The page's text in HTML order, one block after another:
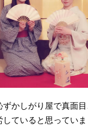
かしがり屋で真面
していると思ってい